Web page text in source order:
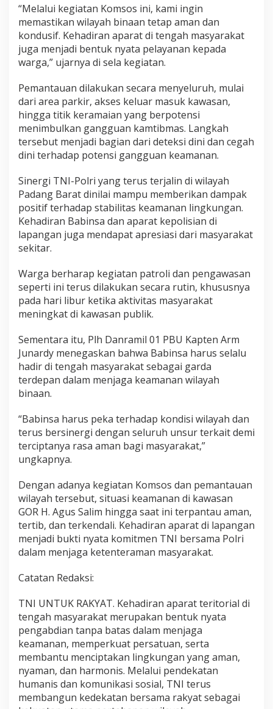
i
O
R
H
.
u
s
S
a
l
i
m
i
p
a
s
t
i
n
A
m
a
n
a
n
K
o
n
i
f
“Melalui kegiatan Komsos ini, kami ingin
memastikan wilayah binaan tetap aman dan
kondusif. Kehadiran aparat di tengah masyarakat
juga menjadi bentuk nyata pelayanan kepada
warga,” ujarnya di sela kegiatan.
Pemantauan dilakukan secara menyeluruh, mulai
dari area parkir, akses keluar masuk kawasan,
hingga titik keramaian yang berpotensi
menimbulkan gangguan kamtibmas. Langkah
tersebut menjadi bagian dari deteksi dini dan cegah
dini terhadap potensi gangguan keamanan.
Sinergi TNI-Polri yang terus terjalin di wilayah
Padang Barat dinilai mampu memberikan dampak
positif terhadap stabilitas keamanan lingkungan.
Kehadiran Babinsa dan aparat kepolisian di
lapangan juga mendapat apresiasi dari masyarakat
sekitar.
Warga berharap kegiatan patroli dan pengawasan
seperti ini terus dilakukan secara rutin, khususnya
pada hari libur ketika aktivitas masyarakat
meningkat di kawasan publik.
Sementara itu, Plh Danramil 01 PBU Kapten Arm
Junardy menegaskan bahwa Babinsa harus selalu
hadir di tengah masyarakat sebagai garda
terdepan dalam menjaga keamanan wilayah
binaan.
“Babinsa harus peka terhadap kondisi wilayah dan
terus bersinergi dengan seluruh unsur terkait demi
terciptanya rasa aman bagi masyarakat,”
ungkapnya.
Dengan adanya kegiatan Komsos dan pemantauan
wilayah tersebut, situasi keamanan di kawasan
GOR H. Agus Salim hingga saat ini terpantau aman,
tertib, dan terkendali. Kehadiran aparat di lapangan
menjadi bukti nyata komitmen TNI bersama Polri
dalam menjaga ketenteraman masyarakat.
Catatan Redaksi:
TNI UNTUK RAKYAT. Kehadiran aparat teritorial di
tengah masyarakat merupakan bentuk nyata
pengabdian tanpa batas dalam menjaga
keamanan, memperkuat persatuan, serta
membantu menciptakan lingkungan yang aman,
nyaman, dan harmonis. Melalui pendekatan
humanis dan komunikasi sosial, TNI terus
membangun kedekatan bersama rakyat sebagai